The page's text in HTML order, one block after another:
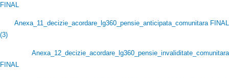
FINAL
Anexa_11_decizie_acordare_lg360_pensie_anticipata_comunitara FINAL
(3)
Anexa_12_decizie_acordare_lg360_pensie_invaliditate_comunitara
FINAL